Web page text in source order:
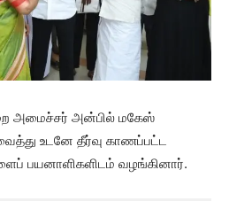
அமைச்சர் அன்பில் மகேஸ்
உடனே தீர்வு காணப்பட்ட
பயனாளிகளிடம் வழங்கினார்.